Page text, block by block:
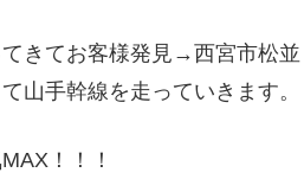
きてお客様発見→西宮市松並
山手幹線を走っていきます。
！！！